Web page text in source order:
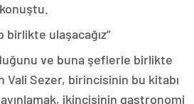
birlikte ulaşacağız”
ve buna şeflerle birlikte
Vali Sezer, birincisinin bu kitabı
ikincisinin gastronomi